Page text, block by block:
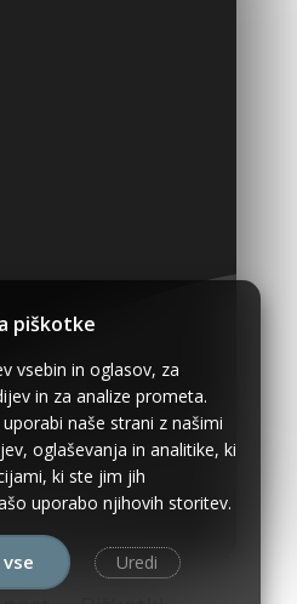
piškotke
vsebin in oglasov, za
in za analize prometa.
naše strani z našimi
oglaševanja in analitike, ki
ki ste jim jih
uporabo njihovih storitev.
Uredi